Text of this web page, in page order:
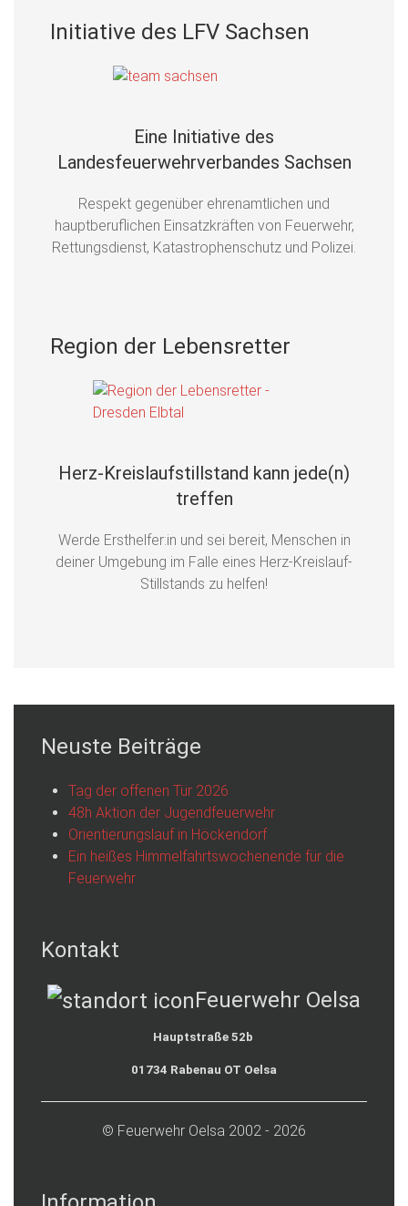
Initiative des LFV Sachsen
Eine Initiative des
Landesfeuerwehrverbandes Sachsen
Respekt gegenüber ehrenamtlichen und
hauptberuflichen Einsatzkräften von Feuerwehr,
Rettungsdienst, Katastrophenschutz und Polizei.
Region der Lebensretter
Herz-Kreislaufstillstand kann jede(n)
treffen
Werde Ersthelfer:in und sei bereit, Menschen in
deiner Umgebung im Falle eines Herz-Kreislauf-
Stillstands zu helfen!
Neuste Beiträge
Tag der offenen Tür 2026
48h Aktion der Jugendfeuerwehr
Orientierungslauf in Höckendorf
Ein heißes Himmelfahrtswochenende für die
Feuerwehr
Kontakt
Feuerwehr Oelsa
Hauptstraße 52b
01734 Rabenau OT Oelsa
© Feuerwehr Oelsa 2002 - 2026